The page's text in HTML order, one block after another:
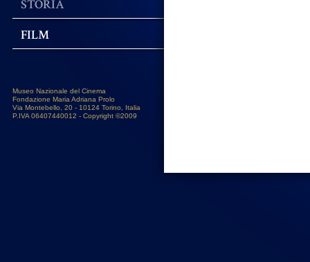
STORIA
FILM
Museo Nazionale del Cinema
Fondazione Maria Adriana Prolo
Via Montebello, 20 - 10124 Torino, Italia
P.IVA 06407440012 - Copyright ©2009